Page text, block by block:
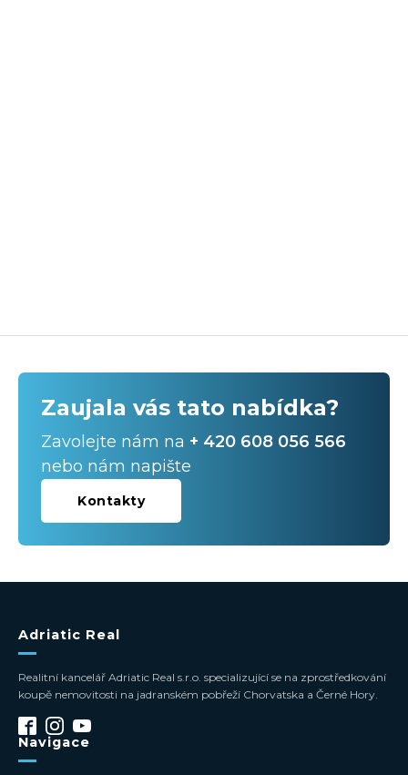
Zaujala vás tato nabídka?
Zavolejte nám na + 420 608 056 566
nebo nám napište
Kontakty
Adriatic Real
Realitní kancelář Adriatic Real s.r.o. specializující se na zprostředkování
koupě nemovitosti na jadranském pobřeží Chorvatska a Černé Hory.
Navigace